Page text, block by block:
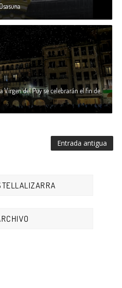
Virgen del Puy se celebrarán el fin de
Entrada antigua